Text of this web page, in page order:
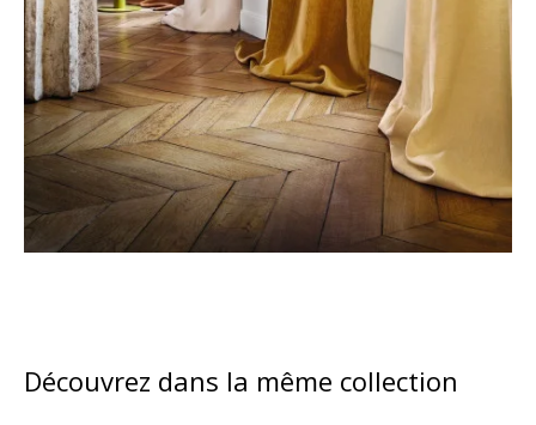
Découvrez dans la même collection